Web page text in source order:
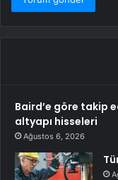
Baird’e göre takip
altyapı hisseleri
Ağustos 6, 2026